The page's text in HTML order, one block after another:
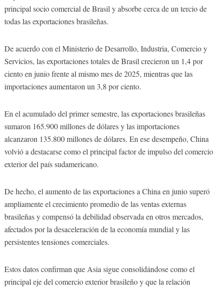
principal socio comercial de Brasil y absorbe cerca de un tercio de
todas las exportaciones brasileñas.
De acuerdo con el Ministerio de Desarrollo, Industria, Comercio y
Servicios, las exportaciones totales de Brasil crecieron un 1,4 por
ciento en junio frente al mismo mes de 2025, mientras que las
importaciones aumentaron un 3,8 por ciento.
En el acumulado del primer semestre, las exportaciones brasileñas
sumaron 165.900 millones de dólares y las importaciones
alcanzaron 135.800 millones de dólares. En ese desempeño, China
volvió a destacarse como el principal factor de impulso del comercio
exterior del país sudamericano.
De hecho, el aumento de las exportaciones a China en junio superó
ampliamente el crecimiento promedio de las ventas externas
brasileñas y compensó la debilidad observada en otros mercados,
afectados por la desaceleración de la economía mundial y las
persistentes tensiones comerciales.
Estos datos confirman que Asia sigue consolidándose como el
principal eje del comercio exterior brasileño y que la relación